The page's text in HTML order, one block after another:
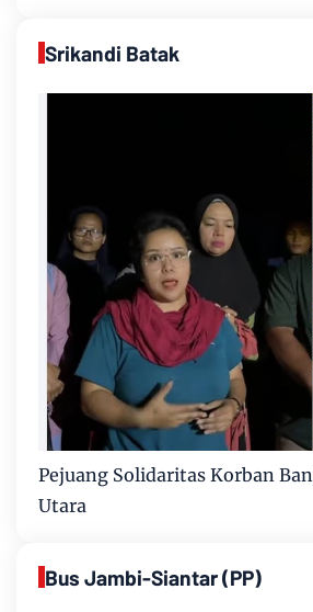
Srikandi Batak
Pejuang Solidaritas Korban
Utara
Bus Jambi-Siantar (PP)